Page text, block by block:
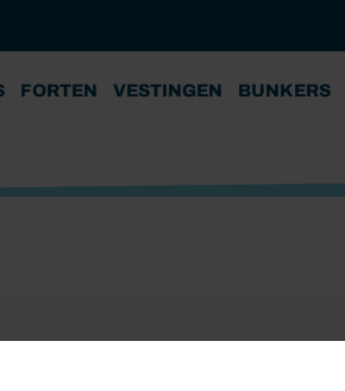
FORTEN VESTINGEN BUNKERS